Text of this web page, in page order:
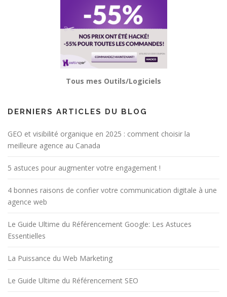
Tous mes Outils/Logiciels
DERNIERS ARTICLES DU BLOG
GEO et visibilité organique en 2025 : comment choisir la
meilleure agence au Canada
5 astuces pour augmenter votre engagement !
4 bonnes raisons de confier votre communication digitale à une
agence web
Le Guide Ultime du Référencement Google: Les Astuces
Essentielles
La Puissance du Web Marketing
Le Guide Ultime du Référencement SEO